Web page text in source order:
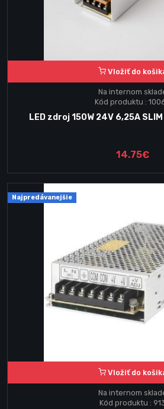
Vložiť do
Na internom
Kód produktu :
LED zdroj 150W 24V 6,25A
14.75€
Najpredávanejšie
Vložiť do
Na internom
Kód produktu :